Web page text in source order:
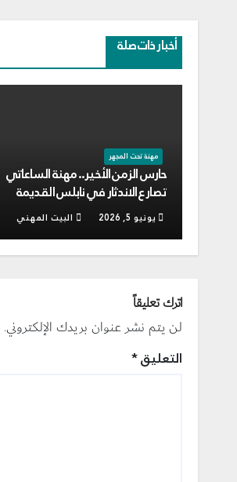
أخبار ذات صلة
مهنة تحت المجهر
حارس الزمن الأخير.. مهنة الساعاتي
تصارع الاندثار في نابلس القديمة
يونيو 5, 2026 البيت المهني
اترك تعليقاً
لن يتم نشر عنوان بريدك الإلكتروني.
التعليق*